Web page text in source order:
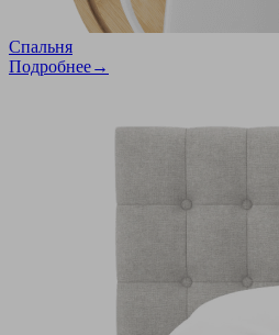
Спальня
Подробнее→